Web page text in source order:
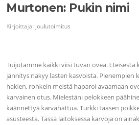
Murtonen: Pukin nimi
Kirjoittaja: joulutoimitus
Tuijotamme kaikki viisi tuvan ovea. Eteisestä
jännitys näkyy lasten kasvoista. Pienempien
hakien, rohkein meistä haparoi avaamaan
karvainen otus. Mielestäni pelokkeen
käännettyä karvahattua. Turkki taasen
asusteesta. Tässä laitoksessa karvoja on